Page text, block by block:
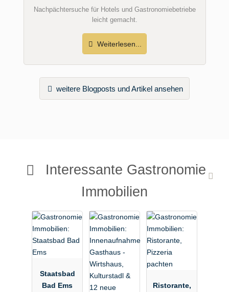
Nachpächtersuche für Hotels und Gastronomiebetriebe
leicht gemacht.
Weiterlesen...
weitere Blogposts und Artikel ansehen
Interessante Gastronomie
Immobilien
Staatsbad
Bad Ems
Ristorante,